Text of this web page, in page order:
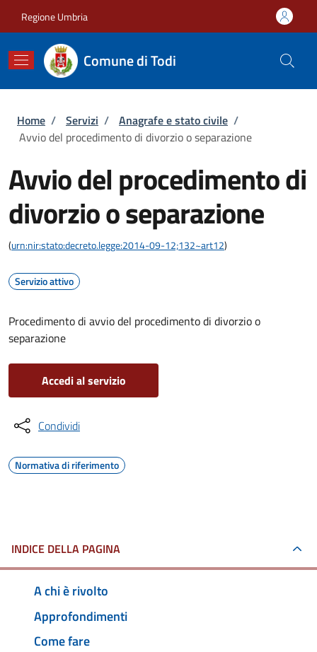
Regione Umbria
Comune di Todi
Briciole di pane
Home / Servizi / Anagrafe e stato civile /
Avvio del procedimento di divorzio o separazione
Avvio del procedimento di
divorzio o separazione
(urn:nir:stato:decreto.legge:2014-09-12;132~art12)
Servizio attivo
Procedimento di avvio del procedimento di divorzio o
separazione
Accedi al servizio
Condividi
Normativa di riferimento
INDICE DELLA PAGINA
A chi è rivolto
Approfondimenti
Come fare